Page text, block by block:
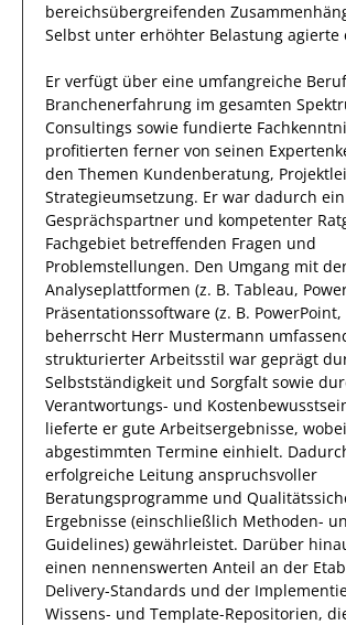
bereichsübergreifenden
Selbst unter erhöhter Belastung agierte
Er verfügt über eine umfangreiche
Branchenerfahrung im gesamten
Consultings sowie fundierte
profitierten ferner von seinen
den Themen Kundenberatung,
Strategieumsetzung. Er war dadurch ein
Gesprächspartner und kompetenter
Fachgebiet betreffenden Fragen und
Problemstellungen. Den Umgang mit
Analyseplattformen (z. B. Tableau,
Präsentationssoftware (z. B. PowerPoint,
beherrscht Herr Mustermann
strukturierter Arbeitsstil war geprägt
Selbstständigkeit und Sorgfalt sowie
Verantwortungs- und
lieferte er gute Arbeitsergebnisse,
abgestimmten Termine einhielt.
erfolgreiche Leitung anspruchsvoller
Beratungsprogramme und
Ergebnisse (einschließlich Methoden-
Guidelines) gewährleistet. Darüber
einen nennenswerten Anteil an der
Delivery-Standards und der
Wissens- und Template-Repositorien,